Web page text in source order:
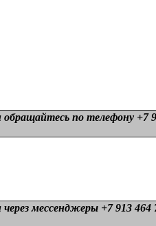
обращайтесь по телефону +7
через мессенджеры +7 913